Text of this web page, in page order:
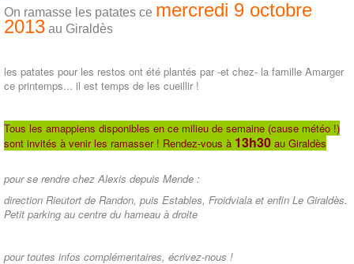
On ramasse les patates ce mercredi 9 octobre
2013 au Giraldès
les patates pour les restos ont été plantés par -et chez- la famille Amarger
ce printemps... il est temps de les cueillir !
Tous les amappiens disponibles en ce milieu de semaine (cause météo !)
sont invités à venir les ramasser ! Rendez-vous à 13h30 au Giraldès
pour se rendre chez Alexis depuis Mende :
direction Rieutort de Randon, puis Estables, Froidviala et enfin Le Giraldès.
Petit parking au centre du hameau à droite
pour toutes infos complémentaires, écrivez-nous !